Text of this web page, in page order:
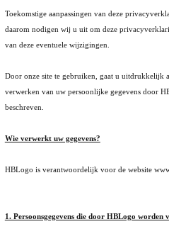
Toekomstige aanpassingen van deze
daarom nodigen wij u uit om deze
van deze eventuele wijzigingen.
Door onze site te gebruiken, gaat u uitdrukkelijk
verwerken van uw persoonlijke gegevens door
beschreven.
Wie verwerkt uw gegevens?
HBLogo is verantwoordelijk voor de website
1. Persoonsgegevens die door HBLogo worden